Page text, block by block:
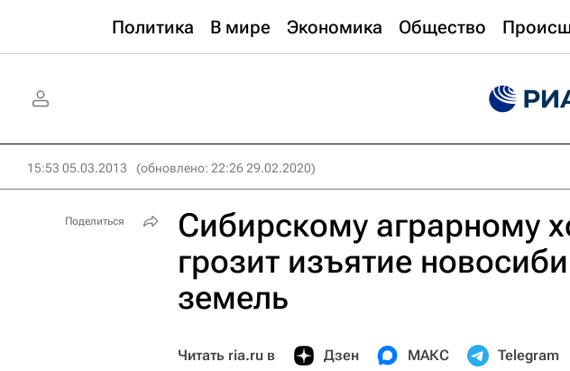
Политика В мире Экономика Общество
15:53 05.03.2013 (обновлено: 22:26 29.02.2020)
Сибирскому аграрному
грозит изъятие
земель
Читать ria.ru в Дзен МАКС Telegram
Поделиться